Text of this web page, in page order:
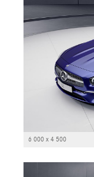
6 000 x 4 500